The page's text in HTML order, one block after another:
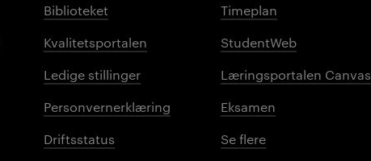
Biblioteket
Kvalitetsportalen
Ledige stillinger
Personvernerklæring
Driftsstatus
Timeplan
StudentWeb
Læringsportalen Canvas
Eksamen
Se flere